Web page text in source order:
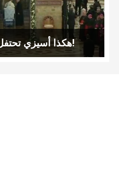
هكذا أسيزي تحتفل بغفرانها في 2 آب!